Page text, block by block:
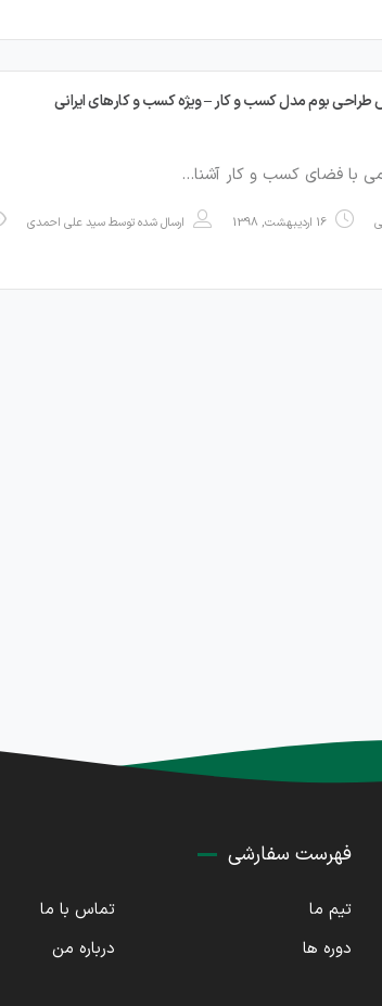
طراحی بوم مدل کسب و کار – ویژه کسب و کارهای ایرانی
با فضای کسب و کار آشنا…
16 اردیبهشت, 1398 ارسال شده توسطسید علی احمدی
فهرست سفارشی
تیم ما
تماس با ما
دوره ها
درباره من